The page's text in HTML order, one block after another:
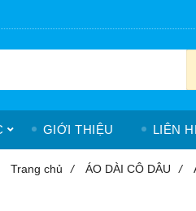
GIỚI THIỆU LIÊN
Trang chủ / ÁO DÀI CÔ DÂU /